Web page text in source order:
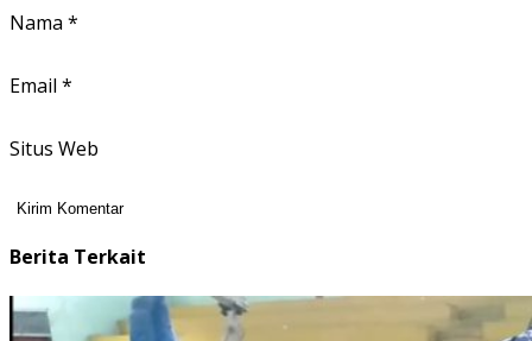
Nama *
Email *
Situs Web
Berita Terkait